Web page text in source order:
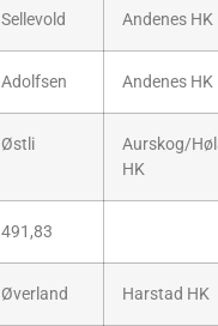
Sellevold Andenes HK
Adolfsen Andenes HK
Østli
Aurskog/
HK
491,83
Øverland Harstad HK